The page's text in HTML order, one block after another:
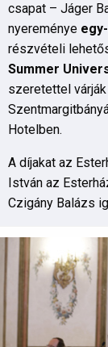
csapat – Jáger
nyereménye
részvételi
Summer
szeretettel
Hotelben.
A díjakat az
István az
Czigány Balázs